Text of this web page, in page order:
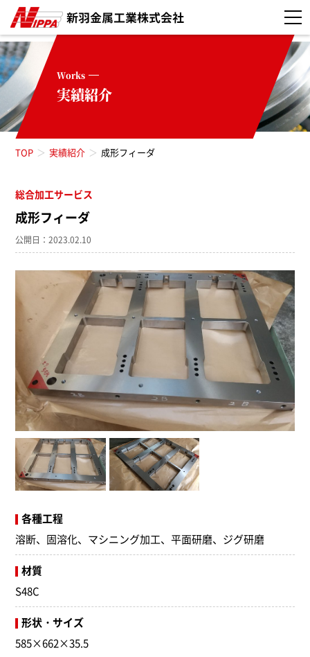
Works
実績紹介
TOP 実績紹介 成形フィーダ
総合加工サービス
成形フィーダ
公開日：2023.02.10
各種工程
溶断、固溶化、マシニング加工、平面研磨、ジグ研磨
材質
S48C
形状・サイズ
585×662×35.5